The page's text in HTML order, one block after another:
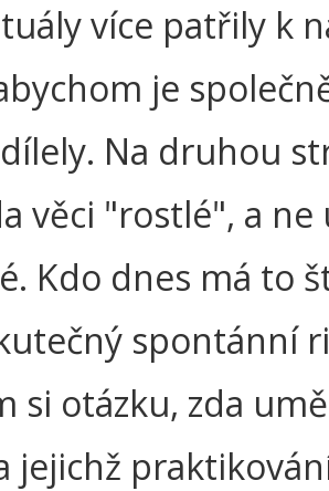
více patřily k
je
Na druhou
věci "rostlé", a ne
Kdo dnes má to
spontánní
si otázku, zda
jejichž